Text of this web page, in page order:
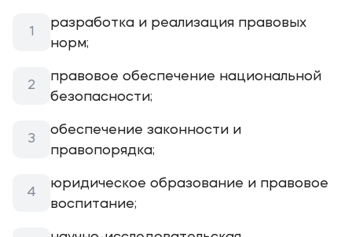
разработка и реализация правовых
норм;
правовое обеспечение национальной
безопасности;
обеспечение законности и
правопорядка;
юридическое образование и правовое
воспитание;